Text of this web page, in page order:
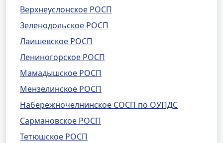
Верхнеуслонское РОСП
Зеленодольское РОСП
Лаишевское РОСП
Лениногорское РОСП
Мамадышское РОСП
Мензелинское РОСП
Набережночелнинское СОСП по ОУПДС
Сармановское РОСП
Тетюшское РОСП